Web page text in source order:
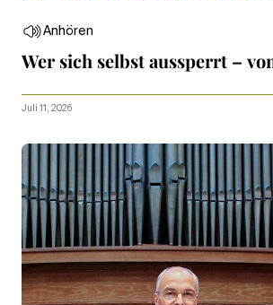
Anhören
Wer sich selbst aussperrt –
Juli 11, 2026